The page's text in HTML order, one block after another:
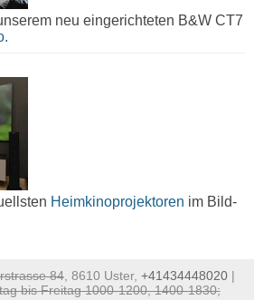
neu eingerichteten B&W CT7
Heimkinoprojektoren im Bild-
84, 8610 Uster, +41434448020|
bis Freitag 1000-1200, 1400-1830;